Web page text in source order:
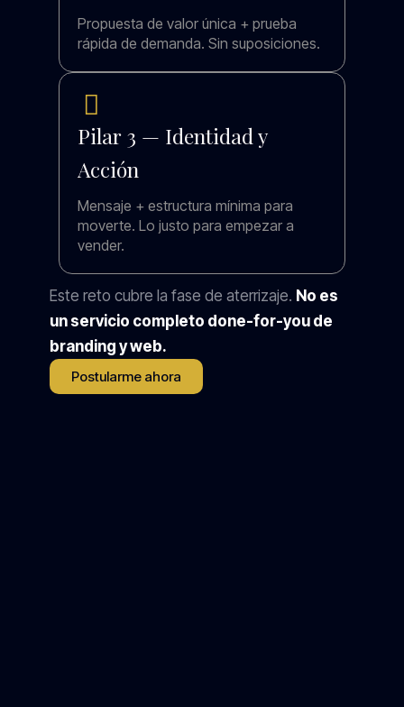
Propuesta de valor única + prueba
rápida de demanda. Sin suposiciones.
Pilar 3 — Identidad y
Acción
Mensaje + estructura mínima para
moverte. Lo justo para empezar a
vender.
Este reto cubre la fase de aterrizaje. No es
un servicio completo done-for-you de
branding y web.
Postularme ahora